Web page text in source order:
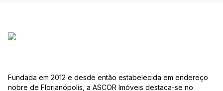
Fundada em 2012 e desde então estabelecida em endereço
nobre de Florianópolis, a ASCOR Imóveis destaca-se no